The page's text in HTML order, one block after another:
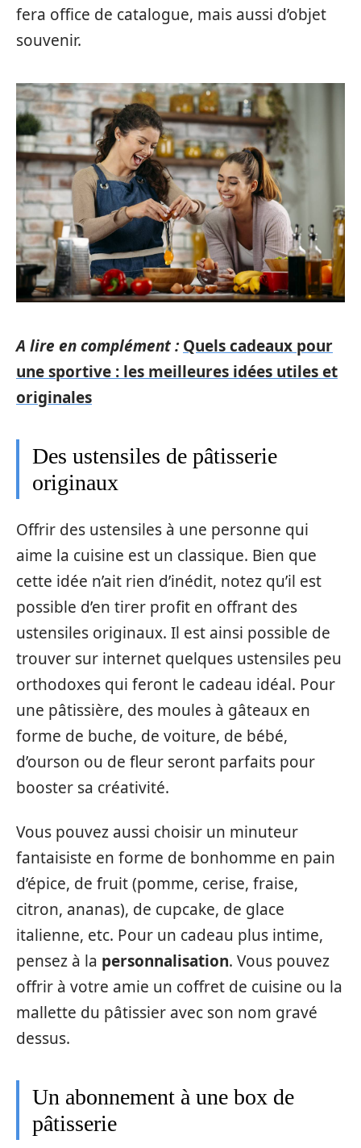
fera office de catalogue, mais aussi d’objet
souvenir.
A lire en complément : Quels cadeaux pour
une sportive : les meilleures idées utiles et
originales
Des ustensiles de pâtisserie
originaux
Offrir des ustensiles à une personne qui
aime la cuisine est un classique. Bien que
cette idée n’ait rien d’inédit, notez qu’il est
possible d’en tirer profit en offrant des
ustensiles originaux. Il est ainsi possible de
trouver sur internet quelques ustensiles peu
orthodoxes qui feront le cadeau idéal. Pour
une pâtissière, des moules à gâteaux en
forme de buche, de voiture, de bébé,
d’ourson ou de fleur seront parfaits pour
booster sa créativité.
Vous pouvez aussi choisir un minuteur
fantaisiste en forme de bonhomme en pain
d’épice, de fruit (pomme, cerise, fraise,
citron, ananas), de cupcake, de glace
italienne, etc. Pour un cadeau plus intime,
pensez à la personnalisation. Vous pouvez
offrir à votre amie un coffret de cuisine ou la
mallette du pâtissier avec son nom gravé
dessus.
Un abonnement à une box de
pâtisserie